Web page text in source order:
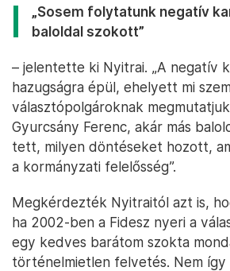
„Sosem folytatunk negatív
baloldal szokott”
– jelentette ki Nyitrai. „A negatív
hazugságra épül, ehelyett mi
választópolgároknak
Gyurcsány Ferenc, akár más
tett, milyen döntéseket hozott,
a kormányzati felelősség”.
Megkérdezték Nyitraitól azt is,
ha 2002-ben a Fidesz nyeri a
egy kedves barátom szokta
történelmietlen felvetés. Nem így